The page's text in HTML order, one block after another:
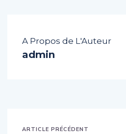
A Propos de L'Auteur
admin
ARTICLE PRÉCÉDENT